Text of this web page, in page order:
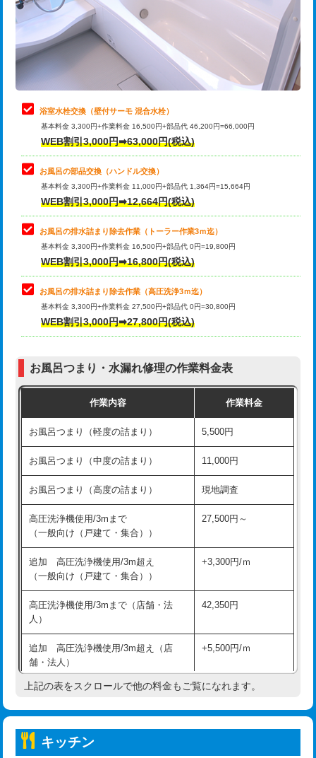
桝清掃 8,800円
止水・漏水調査・防水処理・清掃・修
理・調整・分解・加工など（軽作業）
止水・漏水調査・防水処理・清掃・修
理・調整・分解・加工など（中作業）
22,000円
止水・漏水調査・防水処理・清掃・修
理・調整・分解・加工など（重作業）
33,000円
トイレタンク脱着
トイレ便器脱着
タンクレストイレ脱着 33,000円
小便器トイレ脱着
その他部品の脱着 8,800円～
交換・取付（タンク）
交換・取付（普通便座） 11,000円+材料費
交換・取付（温水洗浄便座） 16,500円+材料費
交換・取付(単水栓（壁付・デッキ
式）)
13,200円+材料費
交換・取付(混合水栓（壁付・デッキ
式・ワンホール）)
16,500円+材料費
交換・取付(排水栓・排水トラップ
（P/S/ポップアップ））
22,000円+材料費
交換・取付（その他部品） 11,000円+材料費
持込商品取付（単水栓） 13,200円
持込商品取付（混合水栓）
持込商品取付（浄水器・分岐水栓） 16,500円
持込商品取付（温水洗浄便座） 22,000円
持込商品取付（普通便座⇔温水洗浄便
22,000円
給水管工事※（ホール加工)
浴室水栓交換（壁付サーモ 混合水栓）
基本料金 3,300円+作業料金 16,500円+部品代 46,200円=66,000円
WEB割引3,000円➡63,000円(税込)
お風呂の部品交換（ハンドル交換）
基本料金 3,300円+作業料金 11,000円+部品代 1,364円=15,664円
WEB割引3,000円➡12,664円(税込)
お風呂の排水詰まり除去作業（トーラー作業3ｍ迄）
基本料金 3,300円+作業料金 16,500円+部品代 0円=19,800円
WEB割引3,000円➡16,800円(税込)
お風呂の排水詰まり除去作業（高圧洗浄3ｍ迄）
基本料金 3,300円+作業料金 27,500円+部品代 0円=30,800円
WEB割引3,000円➡27,800円(税込)
お風呂つまり・水漏れ修理の作業料金表
作業内容 作業料金
お風呂つまり（軽度の詰まり） 5,500円
お風呂つまり（中度の詰まり） 11,000円
お風呂つまり（高度の詰まり） 現地調査
高圧洗浄機使用/3mまで
（一般向け（戸建て・集合））
27,500円～
追加 高圧洗浄機使用/3m超え
（一般向け（戸建て・集合））
+3,300円/ｍ
高圧洗浄機使用/3mまで（店舗・法
人）
42,350円
追加 高圧洗浄機使用/3m超え（店
舗・法人）
+5,500円/ｍ
高度高圧洗浄換 現地調査
トーラー機使用/3mまで
上記の表をスクロールで他の料金もご覧になれます。
キッチン